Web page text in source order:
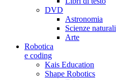
DVD
Astronomia
Scienze naturali
Arte
Robotica
e coding
Kais Education
Shape Robotics